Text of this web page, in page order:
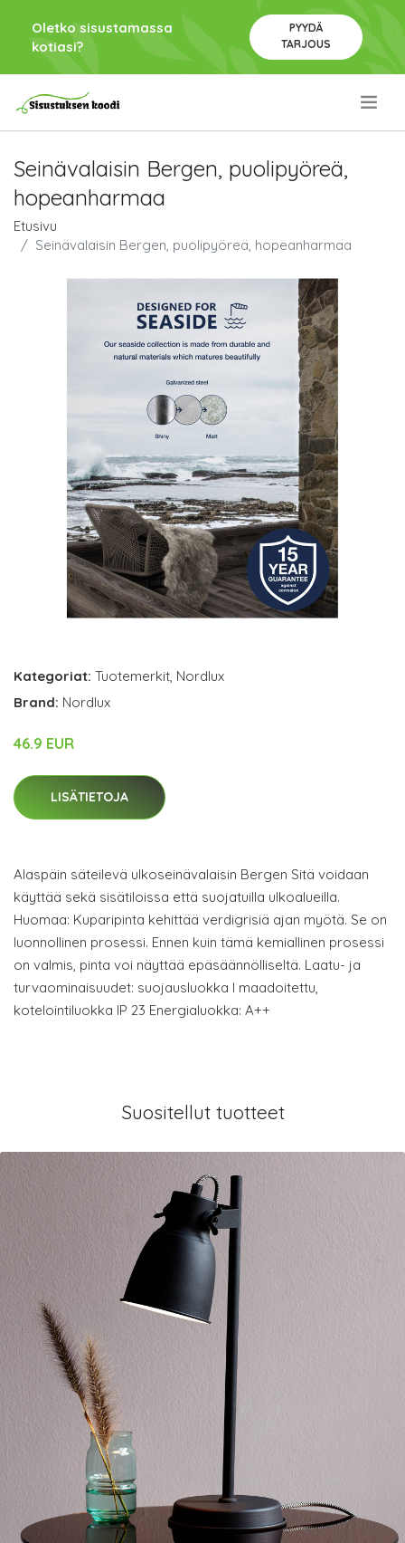
Oletko sisustamassa
kotiasi?
PYYDÄ
TARJOUS
Seinävalaisin Bergen, puolipyöreä,
hopeanharmaa
Etusivu
Seinävalaisin Bergen, puolipyöreä, hopeanharmaa
Kategoriat: Tuotemerkit, Nordlux
Brand: Nordlux
46.9 EUR
LISÄTIETOJA
Alaspäin säteilevä ulkoseinävalaisin Bergen Sitä voidaan
käyttää sekä sisätiloissa että suojatuilla ulkoalueilla.
Huomaa: Kuparipinta kehittää verdigrisiä ajan myötä. Se on
luonnollinen prosessi. Ennen kuin tämä kemiallinen prosessi
on valmis, pinta voi näyttää epäsäännölliseltä. Laatu- ja
turvaominaisuudet: suojausluokka I maadoitettu,
kotelointiluokka IP 23 Energialuokka: A++
Suositellut tuotteet